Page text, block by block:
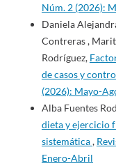
Núm. 2 (2026):
Daniela
Contreras ,
Rodríguez,
de casos y
(2026): Mayo-
Alba Fuentes
dieta y ejercicio
sistemática,
Enero-Abril